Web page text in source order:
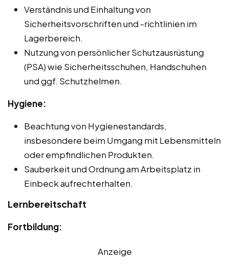
Verständnis und Einhaltung von
Sicherheitsvorschriften und -richtlinien im
Lagerbereich.
Nutzung von persönlicher Schutzausrüstung
(PSA) wie Sicherheitsschuhen, Handschuhen
und ggf. Schutzhelmen.
Hygiene:
Beachtung von Hygienestandards,
insbesondere beim Umgang mit Lebensmitteln
oder empfindlichen Produkten.
Sauberkeit und Ordnung am Arbeitsplatz in
Einbeck aufrechterhalten.
Lernbereitschaft
Fortbildung:
Anzeige